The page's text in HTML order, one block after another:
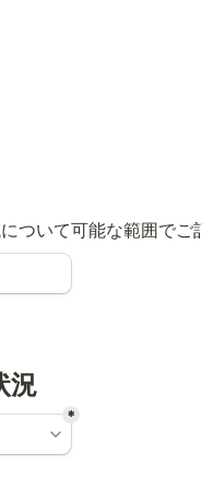
ついて可能な範囲でご
況
*